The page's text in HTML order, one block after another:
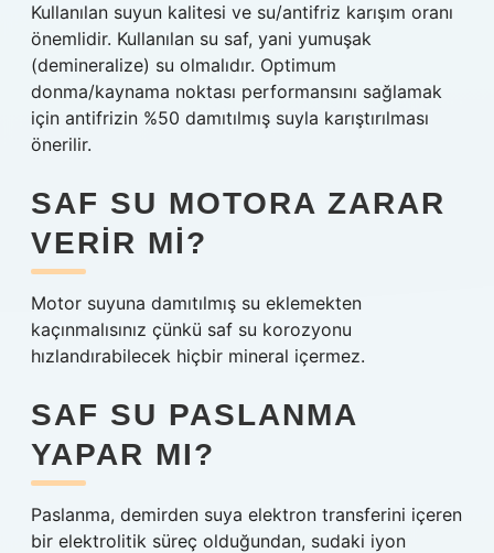
Kullanılan suyun kalitesi ve su/antifriz karışım oranı
önemlidir. Kullanılan su saf, yani yumuşak
(demineralize) su olmalıdır. Optimum
donma/kaynama noktası performansını sağlamak
için antifrizin %50 damıtılmış suyla karıştırılması
önerilir.
SAF SU MOTORA ZARAR
VERIR MI?
Motor suyuna damıtılmış su eklemekten
kaçınmalısınız çünkü saf su korozyonu
hızlandırabilecek hiçbir mineral içermez.
SAF SU PASLANMA
YAPAR MI?
Paslanma, demirden suya elektron transferini içeren
bir elektrolitik süreç olduğundan, sudaki iyon